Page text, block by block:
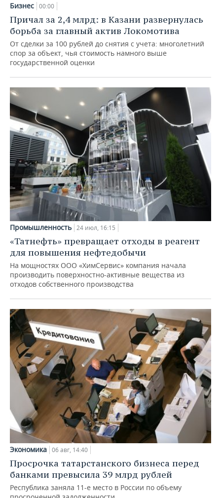
Бизнес 00:00
Причал за 2,4 млрд: в Казани развернулась
борьба за главный актив Локомотива
От сделки за 100 рублей до снятия с учета: многолетний
спор за объект, чья стоимость намного выше
государственной оценки
Промышленность 24 июл, 16:15
«Татнефть» превращает отходы в реагент
для повышения нефтедобычи
На мощностях ООО «ХимСервис» компания начала
производить поверхностно-активные вещества из
отходов собственного производства
Экономика 06 авг, 14:40
Просрочка татарстанского бизнеса перед
банками превысила 39 млрд рублей
Республика заняла 11-е место в России по объему